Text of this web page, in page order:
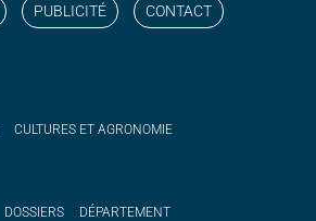
PUBLICITÉ CONTACT
CULTURES ET AGRONOMIE
DOSSIERS DÉPARTEMENT